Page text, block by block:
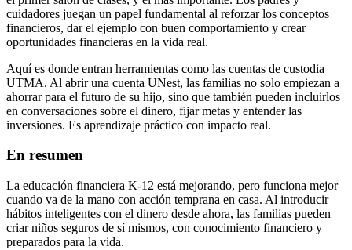
cuidadores juegan un papel fundamental al reforzar los conceptos
financieros, dar el ejemplo con buen comportamiento y crear
oportunidades financieras en la vida real.
Aquí es donde entran herramientas como las cuentas de custodia
UTMA. Al abrir una cuenta UNest, las familias no solo empiezan a
ahorrar para el futuro de su hijo, sino que también pueden incluirlos
en conversaciones sobre el dinero, fijar metas y entender las
inversiones. Es aprendizaje práctico con impacto real.
En resumen
La educación financiera K-12 está mejorando, pero funciona mejor
cuando va de la mano con acción temprana en casa. Al introducir
hábitos inteligentes con el dinero desde ahora, las familias pueden
criar niños seguros de sí mismos, con conocimiento financiero y
preparados para la vida.